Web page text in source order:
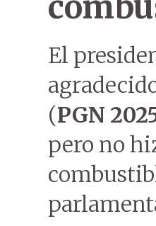
El
(PGN
pero no